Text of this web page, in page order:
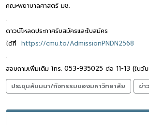
คณะพยาบาลศาสตร์ มช.
.
ดาวน์โหลดประกาศรับสมัครและใบสมัคร
ได้ที่ https://cmu.to/AdmissionPNDN2568
.
สอบถามเพิ่มเติม โทร. 053-935025 ต่อ 11-13 (ในวัน
ประชุมสัมมนา/กิจกรรมของมหาวิทยาลัย
ข่า